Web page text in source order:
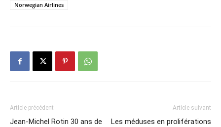
Norwegian Airlines
Article précédent
Jean-Michel Rotin 30 ans de
Article suivant
Les méduses en proliférations